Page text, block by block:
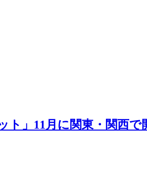
ト」11月に関東・関西で